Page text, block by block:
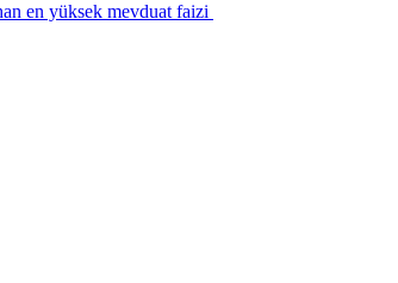
en yüksek mevduat faizi